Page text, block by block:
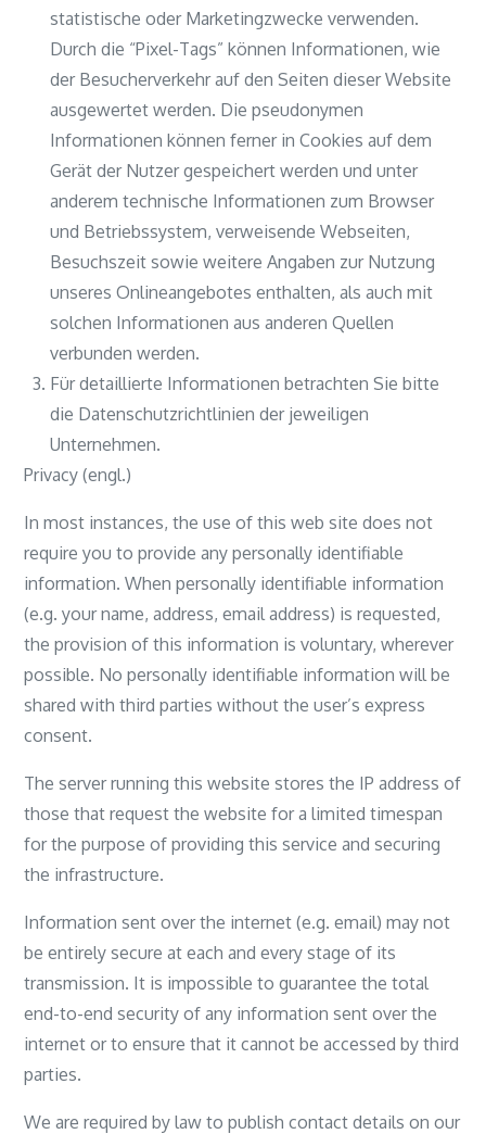
statistische oder Marketingzwecke verwenden.
Durch die “Pixel-Tags” können Informationen, wie
der Besucherverkehr auf den Seiten dieser Website
ausgewertet werden. Die pseudonymen
Informationen können ferner in Cookies auf dem
Gerät der Nutzer gespeichert werden und unter
anderem technische Informationen zum Browser
und Betriebssystem, verweisende Webseiten,
Besuchszeit sowie weitere Angaben zur Nutzung
unseres Onlineangebotes enthalten, als auch mit
solchen Informationen aus anderen Quellen
verbunden werden.
Für detaillierte Informationen betrachten Sie bitte
die Datenschutzrichtlinien der jeweiligen
Unternehmen.
Privacy (engl.)
In most instances, the use of this web site does not
require you to provide any personally identifiable
information. When personally identifiable information
(e.g. your name, address, email address) is requested,
the provision of this information is voluntary, wherever
possible. No personally identifiable information will be
shared with third parties without the user’s express
consent.
The server running this website stores the IP address of
those that request the website for a limited timespan
for the purpose of providing this service and securing
the infrastructure.
Information sent over the internet (e.g. email) may not
be entirely secure at each and every stage of its
transmission. It is impossible to guarantee the total
end-to-end security of any information sent over the
internet or to ensure that it cannot be accessed by third
parties.
We are required by law to publish contact details on our